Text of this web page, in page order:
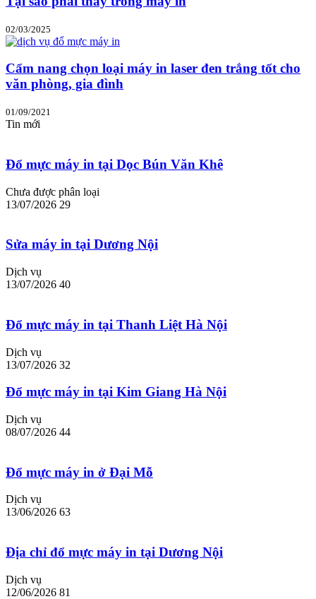
02/03/2025
Cẩm nang chọn loại máy in laser đen trắng tốt cho
văn phòng, gia đình
01/09/2021
Tin mới
Đổ mực máy in tại Dọc Bún Văn Khê
Chưa được phân loại
13/07/2026 29
Sửa máy in tại Dương Nội
Dịch vụ
13/07/2026 40
Đổ mực máy in tại Thanh Liệt Hà Nội
Dịch vụ
13/07/2026 32
Đổ mực máy in tại Kim Giang Hà Nội
Dịch vụ
08/07/2026 44
Đổ mực máy in ở Đại Mỗ
Dịch vụ
13/06/2026 63
Địa chỉ đổ mực máy in tại Dương Nội
Dịch vụ
12/06/2026 81